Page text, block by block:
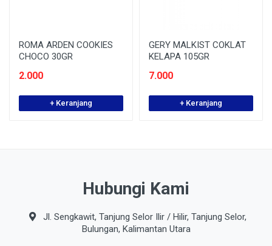
ROMA ARDEN COOKIES
CHOCO 30GR
2.000
+ Keranjang
GERY MALKIST COKLAT
KELAPA 105GR
7.000
+ Keranjang
Hubungi Kami
Jl. Sengkawit, Tanjung Selor Ilir / Hilir, Tanjung Selor,
Bulungan, Kalimantan Utara